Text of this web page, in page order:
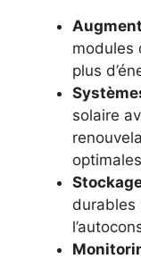
modules
plus
solaire
durables